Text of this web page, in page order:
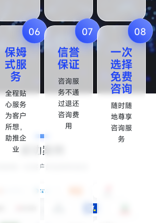
06
保姆
式服
务
全程贴
心服务
为客户
所想，
助推企
业
07
信誉
保证
咨询服
务不通
过退还
咨询费
用
08
一次
选择
免费
咨询
随时随
地尊享
咨询服
务
成功案例
感谢每一位客户的选择和信任